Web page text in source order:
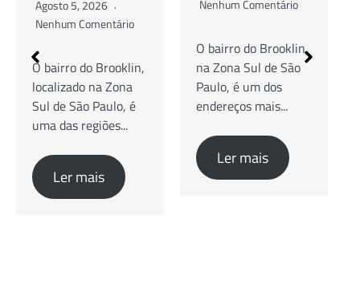
Nenhum Comentário
O bairro do Brooklin,
na Zona Sul de São
Paulo, é um dos
endereços mais...
Ler mais
Agosto 5, 2026
Guia Completo de
Cafés Especiais,
Brunch e Coworking
na Zona Sul...